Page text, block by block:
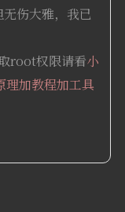
伤大雅，我已
root权限请看小
加教程加工具